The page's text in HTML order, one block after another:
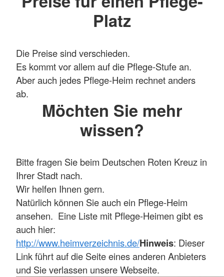
Platz
Die Preise sind verschieden.
Es kommt vor allem auf die Pflege-Stufe an.
Aber auch jedes Pflege-Heim rechnet anders
ab.
Möchten Sie mehr
wissen?
Bitte fragen Sie beim Deutschen Roten Kreuz in
Ihrer Stadt nach.
Wir helfen Ihnen gern.
Natürlich können Sie auch ein Pflege-Heim
ansehen. Eine Liste mit Pflege-Heimen gibt es
auch hier:
http://www.heimverzeichnis.de/Hinweis: Dieser
Link führt auf die Seite eines anderen Anbieters
und Sie verlassen unsere Webseite.